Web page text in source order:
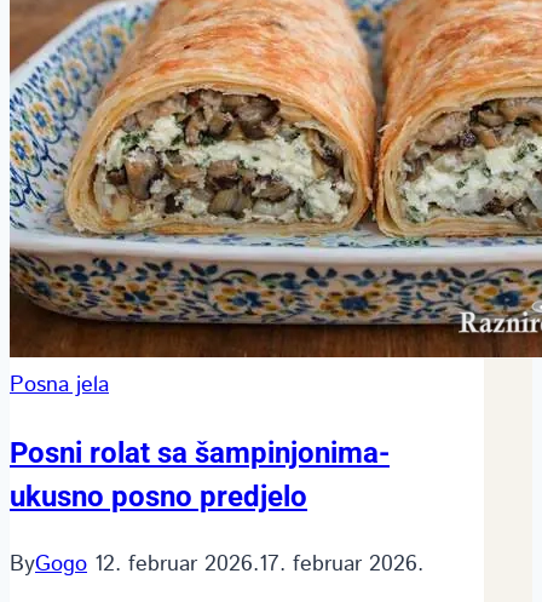
Posna jela
Posni rolat sa šampinjonima-
ukusno posno predjelo
ByGogo 12. februar 2026.17. februar 2026.